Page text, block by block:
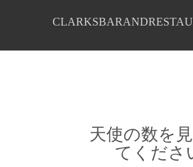
天使の数を
てくださ